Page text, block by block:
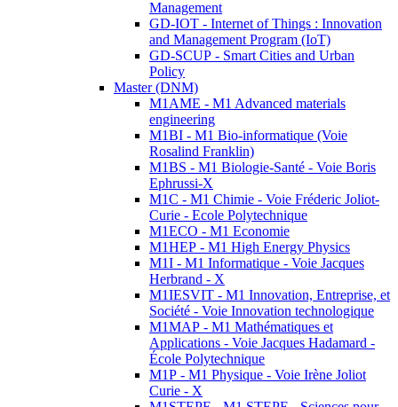
Management
GD-IOT - Internet of Things : Innovation
and Management Program (IoT)
GD-SCUP - Smart Cities and Urban
Policy
Master (DNM)
M1AME - M1 Advanced materials
engineering
M1BI - M1 Bio-informatique (Voie
Rosalind Franklin)
M1BS - M1 Biologie-Santé - Voie Boris
Ephrussi-X
M1C - M1 Chimie - Voie Fréderic Joliot-
Curie - Ecole Polytechnique
M1ECO - M1 Economie
M1HEP - M1 High Energy Physics
M1I - M1 Informatique - Voie Jacques
Herbrand - X
M1IESVIT - M1 Innovation, Entreprise, et
Société - Voie Innovation technologique
M1MAP - M1 Mathématiques et
Applications - Voie Jacques Hadamard -
École Polytechnique
M1P - M1 Physique - Voie Irène Joliot
Curie - X